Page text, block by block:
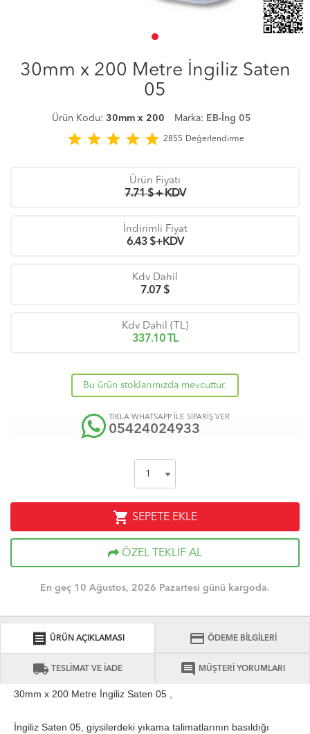
30mm x 200 Metre İngiliz Saten
05
Ürün Kodu: 30mm x 200 Marka: EB-İng 05
star star star star star 2855 Değerlendirme
Ürün Fiyatı
7.71 $ + KDV
İndirimli Fiyat
6.43 $+KDV
Kdv Dahil
7.07 $
Kdv Dahil (TL)
337.10 TL
Bu ürün stoklarımızda mevcuttur.
TIKLA WHATSAPP İLE SİPARİŞ VER
05424024933
shopping_cart SEPETE EKLE
ÖZEL TEKLİF AL
En geç 10 Ağustos, 2026 Pazartesi günü kargoda.
receipt ÜRÜN AÇIKLAMASI credit_card ÖDEME BİLGİLERİ
local_shipping TESLİMAT VE İADE comment MÜŞTERİ YORUMLARI
30mm x 200 Metre İngiliz Saten 05 ,
İngiliz Saten 05, giysilerdeki yıkama talimatlarının basıldığı